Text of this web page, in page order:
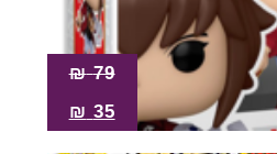
79
₪
35
₪